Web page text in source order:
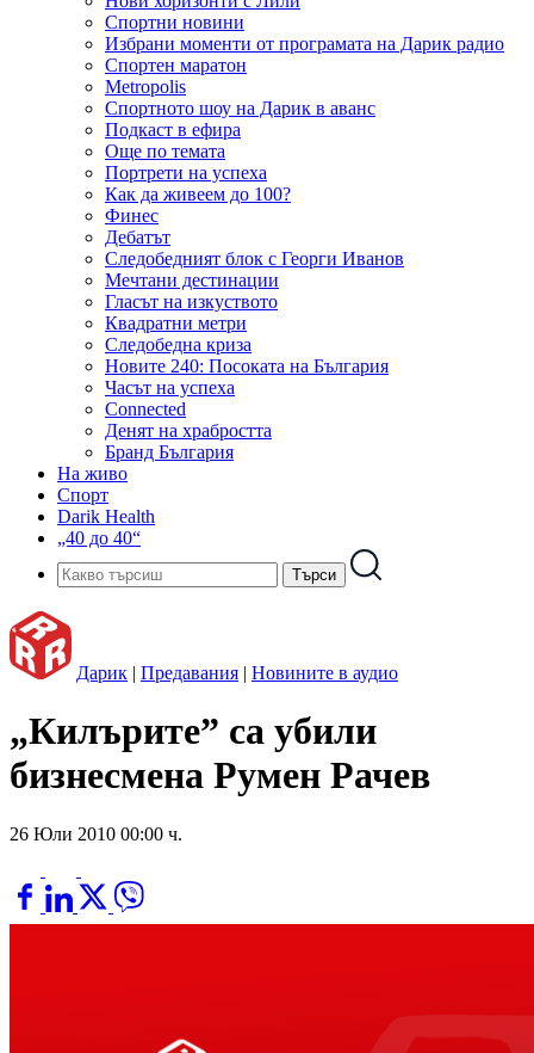
Спортни новини
Избрани моменти от програмата на Дарик радио
Спортен маратон
Metropolis
Спортното шоу на Дарик в аванс
Подкаст в ефира
Още по темата
Портрети на успеха
Как да живеем до 100?
Финес
Дебатът
Следобедният блок с Георги Иванов
Мечтани дестинации
Гласът на изкуството
Квадратни метри
Следобедна криза
Новите 240: Посоката на България
Часът на успеха
Connected
Денят на храбростта
Бранд България
На живо
Спорт
Darik Health
„40 до 40“
Дарик | Предавания | Новините в аудио
„Килърите” са убили
бизнесмена Румен Рачев
26 Юли 2010 00:00 ч.